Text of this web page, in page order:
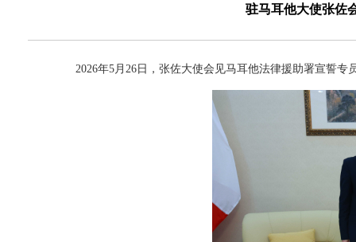
驻马耳他大使张佐
2026年5月26日，张佐大使会见马耳他法律援助署宣誓